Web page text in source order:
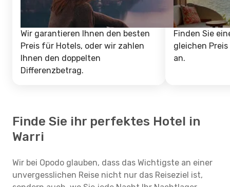
Wir garantieren Ihnen den besten
Preis für Hotels, oder wir zahlen
Ihnen den doppelten
Differenzbetrag.
Finden Sie
gleichen
an.
Finde Sie ihr perfektes Hotel in
Warri
Wir bei Opodo glauben, dass das Wichtigste an einer
unvergesslichen Reise nicht nur das Reiseziel ist,